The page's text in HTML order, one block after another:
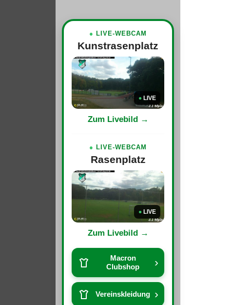
● LIVE-WEBCAM
Kunstrasenplatz
● LIVE
Zum Livebild →
● LIVE-WEBCAM
Rasenplatz
● LIVE
Zum Livebild →
Macron
Clubshop
›
Vereinskleidung ›